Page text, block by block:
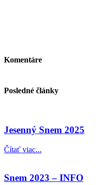
Komentáre
Posledné články
Jesenný Snem 2025
Čítať viac...
Snem 2023 – INFO